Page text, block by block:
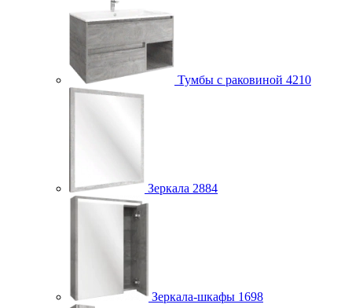
Тумбы с раковиной 4210
Зеркала 2884
Зеркала-шкафы 1698